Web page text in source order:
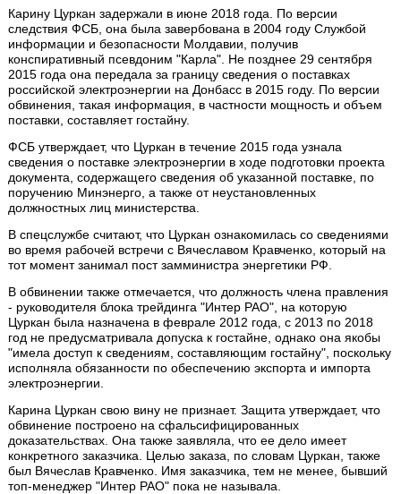
Карину Цуркан задержали в июне 2018 года. По версии
следствия ФСБ, она была завербована в 2004 году Службой
информации и безопасности Молдавии, получив
конспиративный псевдоним "Карла". Не позднее 29 сентября
2015 года она передала за границу сведения о поставках
российской электроэнергии на Донбасс в 2015 году. По версии
обвинения, такая информация, в частности мощность и объем
поставки, составляет гостайну.
ФСБ утверждает, что Цуркан в течение 2015 года узнала
сведения о поставке электроэнергии в ходе подготовки проекта
документа, содержащего сведения об указанной поставке, по
поручению Минэнерго, а также от неустановленных
должностных лиц министерства.
В спецслужбе считают, что Цуркан ознакомилась со сведениями
во время рабочей встречи с Вячеславом Кравченко, который на
тот момент занимал пост замминистра энергетики РФ.
В обвинении также отмечается, что должность члена правления
- руководителя блока трейдинга "Интер РАО", на которую
Цуркан была назначена в феврале 2012 года, с 2013 по 2018
год не предусматривала допуска к гостайне, однако она якобы
"имела доступ к сведениям, составляющим гостайну", поскольку
исполняла обязанности по обеспечению экспорта и импорта
электроэнергии.
Карина Цуркан свою вину не признает. Защита утверждает, что
обвинение построено на сфальсифицированных
доказательствах. Она также заявляла, что ее дело имеет
конкретного заказчика. Целью заказа, по словам Цуркан, также
был Вячеслав Кравченко. Имя заказчика, тем не менее, бывший
топ-менеджер "Интер РАО" пока не называла.